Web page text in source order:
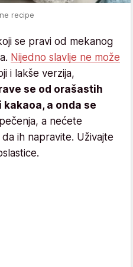
recipe
se pravi od mekanog
Nijedno slavlje ne može
i lakše verzija,
se od orašastih
a onda se
a nećete
ih napravite. Uživajte